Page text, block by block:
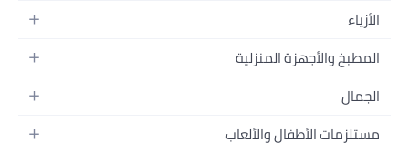
الجوالات
اللابتوبات
الأجهزة المنزلية
التلفزيونات
الأزياء
أزياء نسائية
أزياء البنات
أزياء الأولاد
المطبخ والأجهزة المنزلية
الحمام
المطبخ والسفرة
الجمال
العطور
مستلزمات الأطفال والألعاب